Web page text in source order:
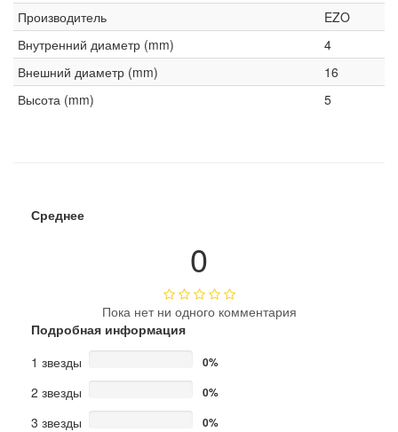
Производитель
EZO
Внутренний диаметр (mm)
4
Внешний диаметр (mm)
16
Высота (mm)
5
Среднее
0
Пока нет ни одного комментария
Подробная информация
1 звезды
0%
2 звезды 0%
3 звезды 0%